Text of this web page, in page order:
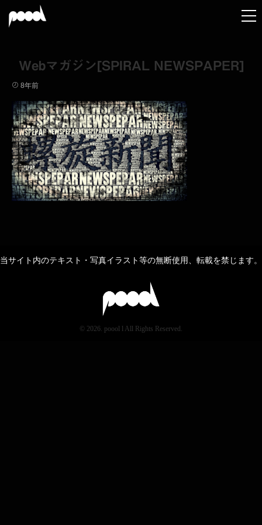
Webマガジン[SPIRAL NEWSPAPER]
8年前
当サイト内のテキスト・写真イラスト等の無断使用、転載を禁じます。
© 2026. poool l All Rights Reserved.